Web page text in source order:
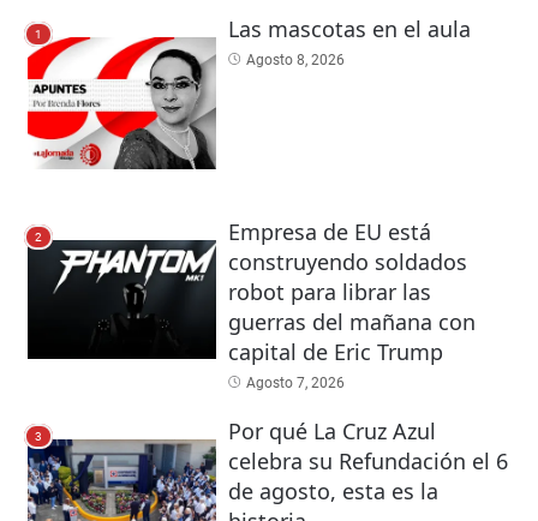
1 Las mascotas en el aula
Agosto 8, 2026
2
Empresa de EU está
construyendo soldados
robot para librar las
guerras del mañana con
capital de Eric Trump
Agosto 7, 2026
3
Por qué La Cruz Azul
celebra su Refundación el 6
de agosto, esta es la